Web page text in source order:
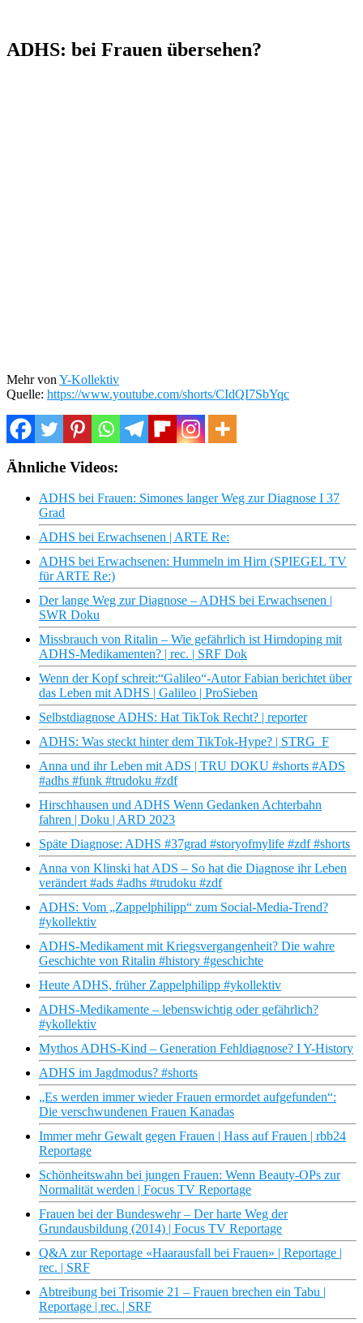
ADHS: bei Frauen übersehen?
Mehr von Y-Kollektiv
Quelle: https://www.youtube.com/shorts/CIdQI7SbYqc
Ähnliche Videos:
ADHS bei Frauen: Simones langer Weg zur Diagnose I 37
Grad
ADHS bei Erwachsenen | ARTE Re:
ADHS bei Erwachsenen: Hummeln im Hirn (SPIEGEL TV
für ARTE Re:)
Der lange Weg zur Diagnose – ADHS bei Erwachsenen |
SWR Doku
Missbrauch von Ritalin – Wie gefährlich ist Hirndoping mit
ADHS-Medikamenten? | rec. | SRF Dok
Wenn der Kopf schreit:“Galileo“-Autor Fabian berichtet über
das Leben mit ADHS | Galileo | ProSieben
Selbstdiagnose ADHS: Hat TikTok Recht? | reporter
ADHS: Was steckt hinter dem TikTok-Hype? | STRG_F
Anna und ihr Leben mit ADS | TRU DOKU #shorts #ADS
#adhs #funk #trudoku #zdf
Hirschhausen und ADHS Wenn Gedanken Achterbahn
fahren | Doku | ARD 2023
Späte Diagnose: ADHS #37grad #storyofmylife #zdf #shorts
Anna von Klinski hat ADS – So hat die Diagnose ihr Leben
verändert #ads #adhs #trudoku #zdf
ADHS: Vom „Zappelphilipp“ zum Social-Media-Trend?
#ykollektiv
ADHS-Medikament mit Kriegsvergangenheit? Die wahre
Geschichte von Ritalin #history #geschichte
Heute ADHS, früher Zappelphilipp #ykollektiv
ADHS-Medikamente – lebenswichtig oder gefährlich?
#ykollektiv
Mythos ADHS-Kind – Generation Fehldiagnose? I Y-History
ADHS im Jagdmodus? #shorts
„Es werden immer wieder Frauen ermordet aufgefunden“:
Die verschwundenen Frauen Kanadas
Immer mehr Gewalt gegen Frauen | Hass auf Frauen | rbb24
Reportage
Schönheitswahn bei jungen Frauen: Wenn Beauty-OPs zur
Normalität werden | Focus TV Reportage
Frauen bei der Bundeswehr – Der harte Weg der
Grundausbildung (2014) | Focus TV Reportage
Q&A zur Reportage «Haarausfall bei Frauen» | Reportage |
rec. | SRF
Abtreibung bei Trisomie 21 – Frauen brechen ein Tabu |
Reportage | rec. | SRF